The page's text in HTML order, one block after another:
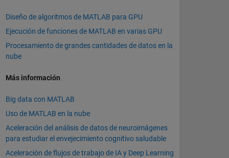
Diseño de algoritmos de MATLAB para GPU
Ejecución de funciones de MATLAB en varias GPU
Procesamiento de grandes cantidades de datos en la
nube
Más información
Big data con MATLAB
Uso de MATLAB en la nube
Aceleración del análisis de datos de neuroimágenes
para estudiar el envejecimiento cognitivo saludable
Aceleración de flujos de trabajo de IA y Deep Learning